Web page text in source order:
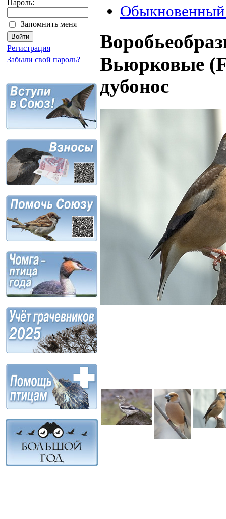
Пароль:
Запомнить меня
Регистрация
Забыли свой пароль?
Вьюрковые
дубонос